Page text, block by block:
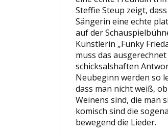
Steffie Steup zeigt,
Sängerin eine echte
auf der
Künstlerin „Funky
muss das
schicksalshaften
Neubeginn werden so
dass man nicht weiß,
Weinens sind, die man
komisch sind die
bewegend die Lieder.